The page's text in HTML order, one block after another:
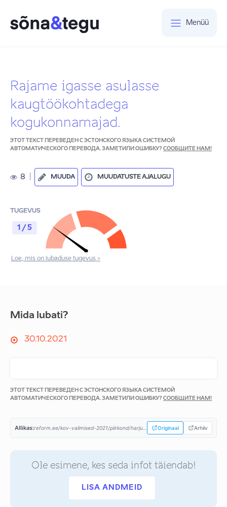
Menüü
Rajame igasse asulasse
kaugtöökohtadega
kogukonnamajad.
ЭТОТ ТЕКСТ ПЕРЕВЕДЕН С ЭСТОНСКОГО ЯЗЫКА СИСТЕМОЙ
АВТОМАТИЧЕСКОГО ПЕРЕВОДА. ЗАМЕТИЛИ ОШИБКУ? СООБЩИТЕ НАМ!
8 MUUDA MUUDATUSTE AJALUGU
TUGEVUS
1 / 5
Loe, mis on lubaduse tugevus >
Mida lubati?
30.10.2021
ЭТОТ ТЕКСТ ПЕРЕВЕДЕН С ЭСТОНСКОГО ЯЗЫКА СИСТЕМОЙ
АВТОМАТИЧЕСКОГО ПЕРЕВОДА. ЗАМЕТИЛИ ОШИБКУ? СООБЩИТЕ НАМ!
Allikas: Originaal Arhiiv
Ole esimene, kes seda infot täiendab!
LISA ANDMEID